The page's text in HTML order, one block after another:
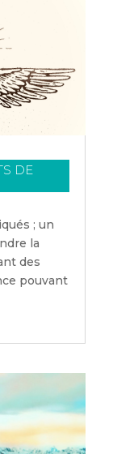
DE
; un
la
des
pouvant